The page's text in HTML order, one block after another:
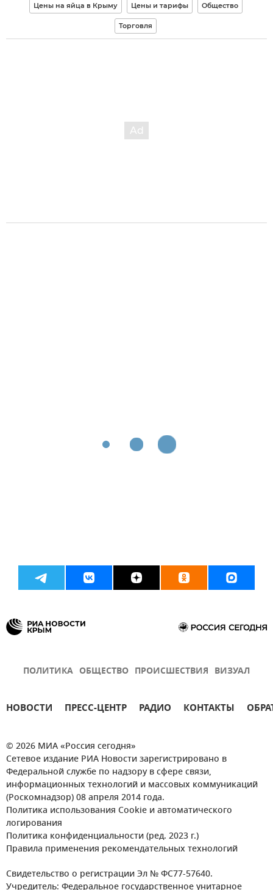
Цены на яйца в Крыму Цены и тарифы Общество
Торговля
ПОЛИТИКА ОБЩЕСТВО ПРОИСШЕСТВИЯ ВИЗУАЛ
НОВОСТИ ПРЕСС-ЦЕНТР РАДИО КОНТАКТЫ
© 2026 МИА «Россия сегодня»
Сетевое издание РИА Новости зарегистрировано в
Федеральной службе по надзору в сфере связи,
информационных технологий и массовых коммуникаций
(Роскомнадзор) 08 апреля 2014 года.
Политика использования Cookie и автоматического
логирования
Политика конфиденциальности (ред. 2023 г.)
Правила применения рекомендательных технологий
Свидетельство о регистрации Эл № ФС77-57640.
Учредитель: Федеральное государственное унитарное